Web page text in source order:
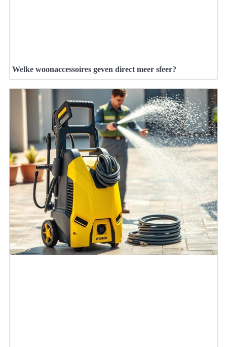
Welke woonaccessoires geven direct meer sfeer?